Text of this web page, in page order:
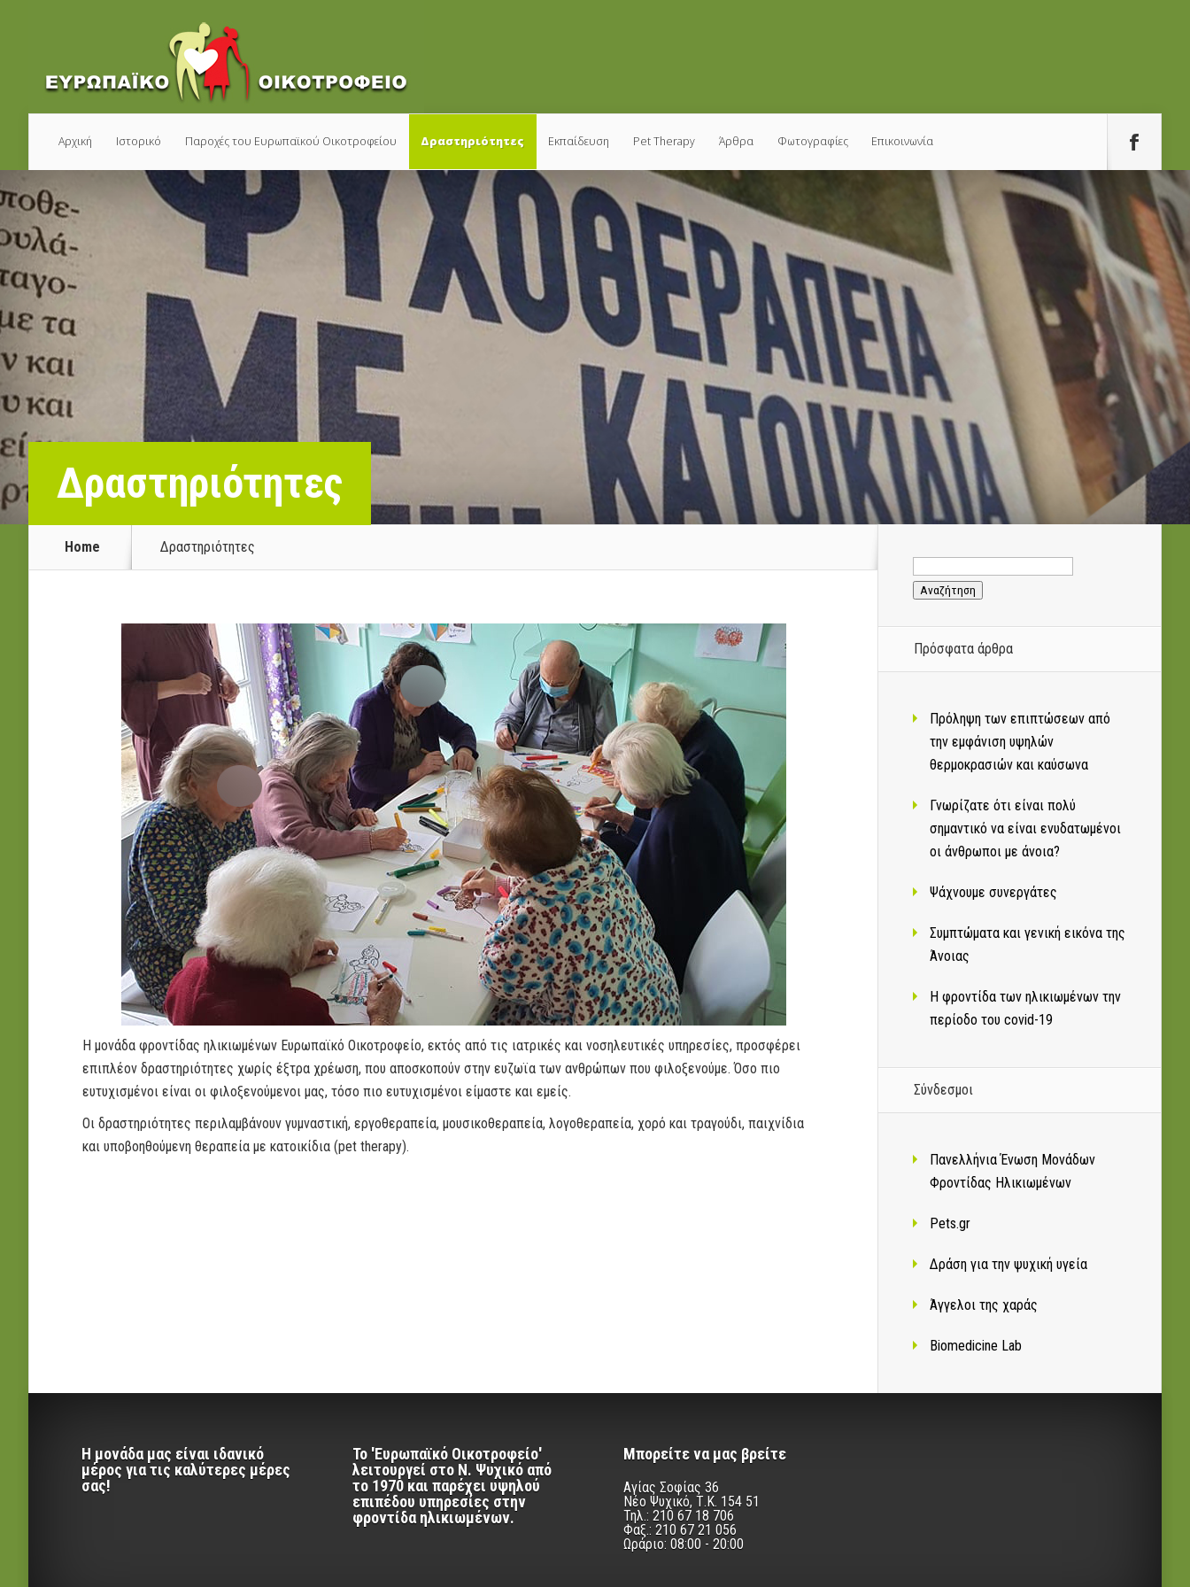
Αρχική Ιστορικό Παροχές του Ευρωπαϊκού Οικοτροφείου Δραστηριότητες Εκπαίδευση Pet Therapy Άρθρα Φωτογραφίες Επικοινωνία
Δραστηριότητες
Home Δραστηριότητες
Η μονάδα φροντίδας ηλικιωμένων Ευρωπαϊκό Οικοτροφείο, εκτός από τις ιατρικές και νοσηλευτικές υπηρεσίες, προσφέρει
επιπλέον δραστηριότητες χωρίς έξτρα χρέωση, που αποσκοπούν στην ευζωϊα των ανθρώπων που φιλοξενούμε. Όσο πιο
ευτυχισμένοι είναι οι φιλοξενούμενοι μας, τόσο πιο ευτυχισμένοι είμαστε και εμείς.
Οι δραστηριότητες περιλαμβάνουν γυμναστική, εργοθεραπεία, μουσικοθεραπεία, λογοθεραπεία, χορό και τραγούδι, παιχνίδια
και υποβοηθούμενη θεραπεία με κατοικίδια (pet therapy).
Αναζήτηση
για:
Πρόσφατα άρθρα
Πρόληψη των επιπτώσεων από
την εμφάνιση υψηλών
θερμοκρασιών και καύσωνα
Γνωρίζατε ότι είναι πολύ
σημαντικό να είναι ενυδατωμένοι
οι άνθρωποι με άνοια?
Ψάχνουμε συνεργάτες
Συμπτώματα και γενική εικόνα της
Άνοιας
Η φροντίδα των ηλικιωμένων την
περίοδο του covid-19
Σύνδεσμοι
Πανελλήνια Ένωση Μονάδων
Φροντίδας Ηλικιωμένων
Pets.gr
Δράση για την ψυχική υγεία
Άγγελοι της χαράς
Biomedicine Lab
Η μονάδα μας είναι ιδανικό
μέρος για τις καλύτερες μέρες
σας!
Το 'Ευρωπαϊκό Οικοτροφείο'
λειτουργεί στο Ν. Ψυχικό από
το 1970 και παρέχει υψηλού
επιπέδου υπηρεσίες στην
φροντίδα ηλικιωμένων.
Μπορείτε να μας βρείτε
Αγίας Σοφίας 36
Νέο Ψυχικό, Τ.Κ. 154 51
Τηλ.: 210 67 18 706
Φαξ.: 210 67 21 056
Ωράριο: 08:00 - 20:00